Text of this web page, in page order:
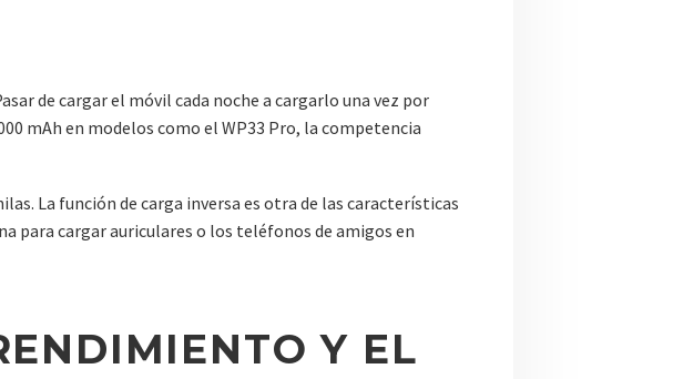
de cargar el móvil cada noche a cargarlo una vez por
mAh en modelos como el WP33 Pro, la competencia
La función de carga inversa es otra de las características
para cargar auriculares o los teléfonos de amigos en
Y EL